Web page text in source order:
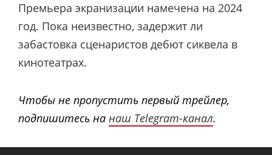
Премьера экранизации намечена на 2024
год. Пока неизвестно, задержит ли
забастовка сценаристов дебют сиквела в
кинотеатрах.
Чтобы не пропустить первый трейлер,
подпишитесь на наш Telegram-канал.